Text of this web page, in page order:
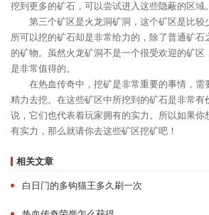
挖到更多的矿石，可以尝试进入这些隐蔽的区域。
第三个矿区是火龙洞矿洞，这个矿区是比较
所可以挖的矿石却是非常给力的，除了普通矿石
的矿物。虽然火龙矿洞不是一个很受欢迎的矿区
是非常值得的。
在热血传奇中，挖矿是非常重要的事情，需
精力去挖。在这些矿区中所挖到的矿石是非常有
说，它们也代表着玩家拥有的实力。所以如果你
有实力，那么就请你去这些矿区挖矿吧！
相关文章
白日门的多钩猫王多久刷一次